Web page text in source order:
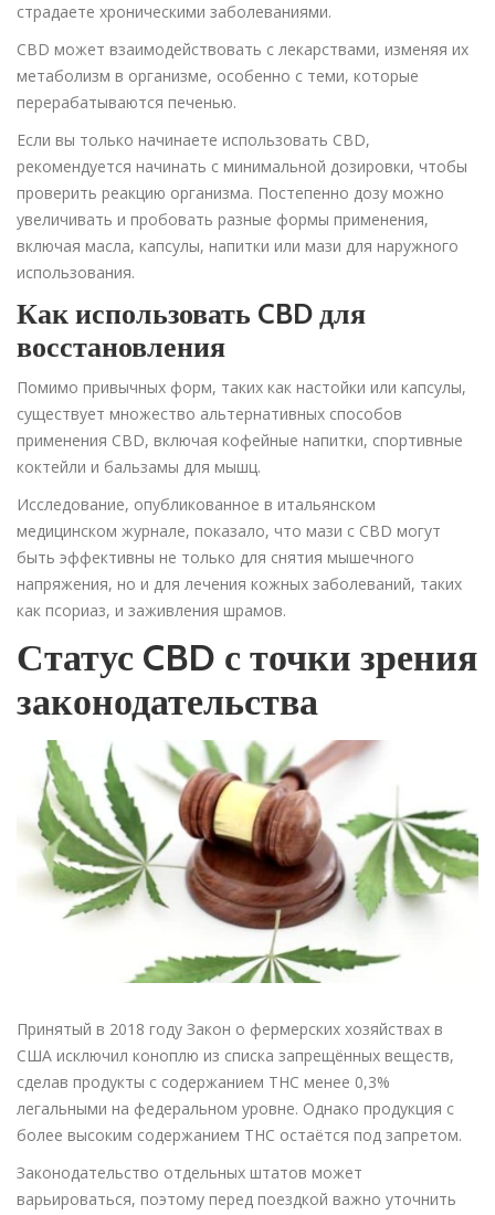
страдаете хроническими заболеваниями.
CBD может взаимодействовать с лекарствами, изменяя их
метаболизм в организме, особенно с теми, которые
перерабатываются печенью.
Если вы только начинаете использовать CBD,
рекомендуется начинать с минимальной дозировки, чтобы
проверить реакцию организма. Постепенно дозу можно
увеличивать и пробовать разные формы применения,
включая масла, капсулы, напитки или мази для наружного
использования.
Как использовать CBD для
восстановления
Помимо привычных форм, таких как настойки или капсулы,
существует множество альтернативных способов
применения CBD, включая кофейные напитки, спортивные
коктейли и бальзамы для мышц.
Исследование, опубликованное в итальянском
медицинском журнале, показало, что мази с CBD могут
быть эффективны не только для снятия мышечного
напряжения, но и для лечения кожных заболеваний, таких
как псориаз, и заживления шрамов.
Статус CBD с точки зрения
законодательства
Принятый в 2018 году Закон о фермерских хозяйствах в
США исключил коноплю из списка запрещённых веществ,
сделав продукты с содержанием THC менее 0,3%
легальными на федеральном уровне. Однако продукция с
более высоким содержанием THC остаётся под запретом.
Законодательство отдельных штатов может
варьироваться, поэтому перед поездкой важно уточнить